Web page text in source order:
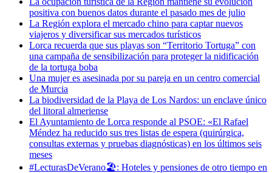
positiva con buenos datos durante el pasado mes de julio
La Región explora el mercado chino para captar nuevos
viajeros y diversificar sus mercados turísticos
Lorca recuerda que sus playas son “Territorio Tortuga” con
una campaña de sensibilización para proteger la nidificación
de la tortuga boba
Una mujer es asesinada por su pareja en un centro comercial
de Murcia
La biodiversidad de la Playa de Los Nardos: un enclave único
del litoral almeriense
El Ayuntamiento de Lorca responde al PSOE: «El Rafael
Méndez ha reducido sus tres listas de espera (quirúrgica,
consultas externas y pruebas diagnósticas) en los últimos seis
meses
#LecturasDeVerano🏖: Hoteles y pensiones de otro tiempo en